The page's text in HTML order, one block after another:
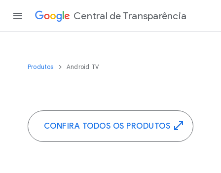
Central de Transparência
Produtos Android TV
CONFIRA TODOS OS PRODUTOS